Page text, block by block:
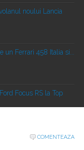
noului Lancia
Ferrari 458 Italia si...
Focus RS la Top
noul Ferrari 458 Italia
COMENTEAZA